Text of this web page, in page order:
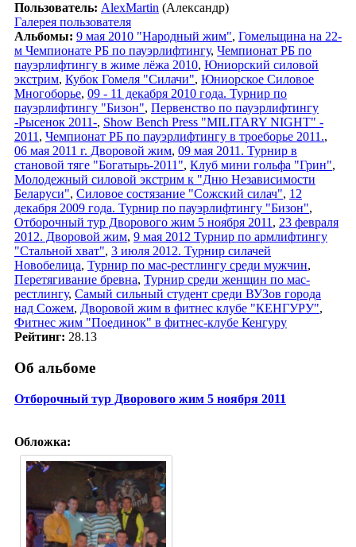
Пользователь: AlexMartin (Александр)
Галерея пользователя
Альбомы: 9 мая 2010 "Народный жим", Гомельщина на 22-
м Чемпионате РБ по пауэрлифтингу, Чемпионат РБ по
пауэрлифтингу в жиме лёжа 2010, Юниорский силовой
экстрим, Кубок Гомеля "Силачи", Юниорское Силовое
Многоборье, 09 - 11 декабря 2010 года. Турнир по
пауэрлифтингу "Бизон", Первенство по пауэрлифтингу
-Рысенок 2011-, Show Bench Press "MILITARY NIGHT" -
2011 , Чемпионат РБ по пауэрлифтингу в троеборье 2011.,
06 мая 2011 г. Дворовой жим, 09 мая 2011. Турнир в
становой тяге "Богатырь-2011", Клуб мини гольфа "Грин",
Молодежный силовой экстрим к "Дню Независимости
Беларуси", Силовое состязание "Сожский силач", 12
декабря 2009 года. Турнир по пауэрлифтингу "Бизон",
Отборочный тур Дворового жим 5 ноября 2011 , 23 февраля
2012. Дворовой жим, 9 мая 2012 Турнир по армлифтингу
"Стальной хват", 3 июля 2012. Турнир силачей
Новобелица, Турнир по мас-рестлингу среди мужчин,
Перетягивание бревна, Турнир среди женщин по мас-
рестлингу, Самый сильный студент среди ВУЗов города
над Сожем, Дворовой жим в фитнес клубе "КЕНГУРУ",
Фитнес жим "Поединок" в фитнес-клубе Кенгуру
Рейтинг: 28.13
Об альбоме
Отборочный тур Дворового жим 5 ноября 2011
Обложка: